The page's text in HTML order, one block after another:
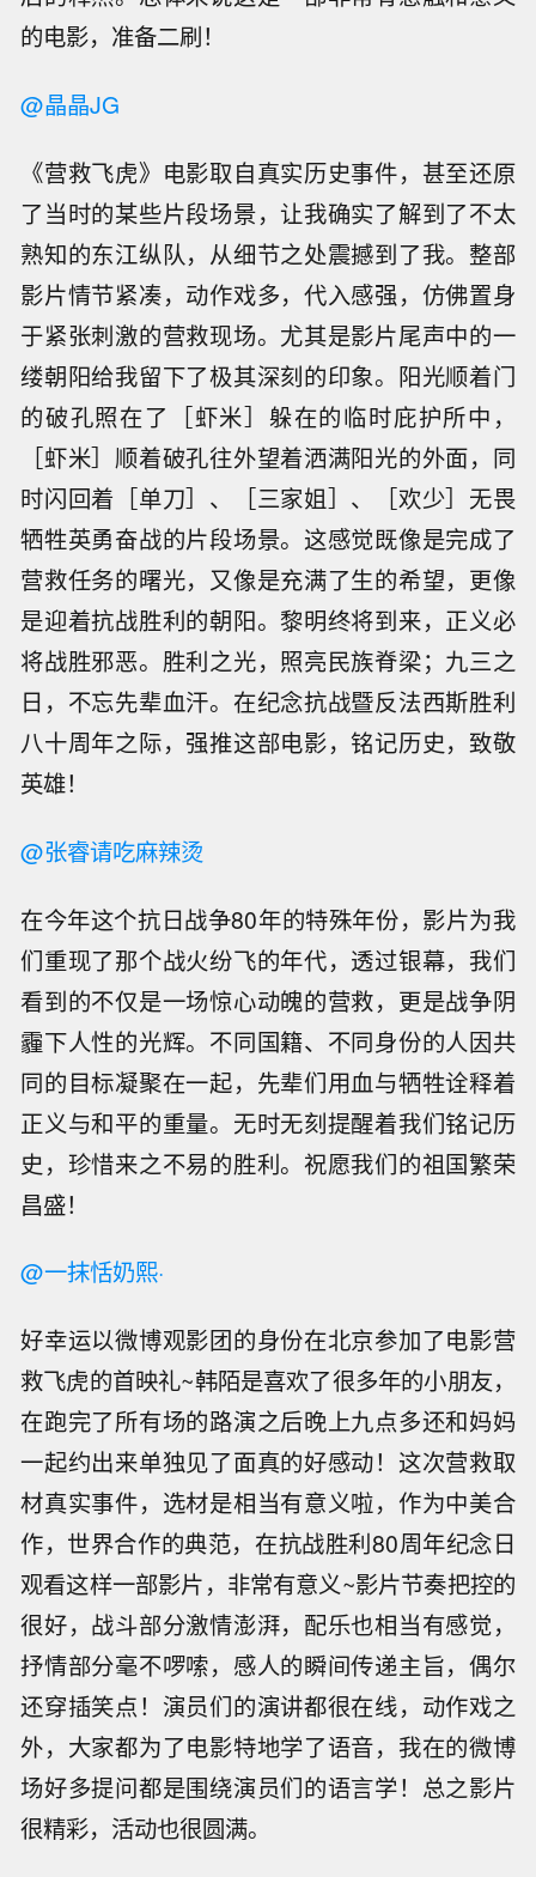
的电影，准备二刷！
@晶晶JG
《营救飞虎》电影取自真实历史事件，甚至还原
了当时的某些片段场景，让我确实了解到了不太
熟知的东江纵队，从细节之处震撼到了我。整部
影片情节紧凑，动作戏多，代入感强，仿佛置身
于紧张刺激的营救现场。尤其是影片尾声中的一
缕朝阳给我留下了极其深刻的印象。阳光顺着门
的破孔照在了［虾米］躲在的临时庇护所中，
［虾米］顺着破孔往外望着洒满阳光的外面，同
时闪回着［单刀］、［三家姐］、［欢少］无畏
牺牲英勇奋战的片段场景。这感觉既像是完成了
营救任务的曙光，又像是充满了生的希望，更像
是迎着抗战胜利的朝阳。黎明终将到来，正义必
将战胜邪恶。胜利之光，照亮民族脊梁；九三之
日，不忘先辈血汗。在纪念抗战暨反法西斯胜利
八十周年之际，强推这部电影，铭记历史，致敬
英雄！
@张睿请吃麻辣烫
在今年这个抗日战争80年的特殊年份，影片为我
们重现了那个战火纷飞的年代，透过银幕，我们
看到的不仅是一场惊心动魄的营救，更是战争阴
霾下人性的光辉。不同国籍、不同身份的人因共
同的目标凝聚在一起，先辈们用血与牺牲诠释着
正义与和平的重量。无时无刻提醒着我们铭记历
史，珍惜来之不易的胜利。祝愿我们的祖国繁荣
昌盛！
@一抹恬奶熙·
好幸运以微博观影团的身份在北京参加了电影营
救飞虎的首映礼~韩陌是喜欢了很多年的小朋友，
在跑完了所有场的路演之后晚上九点多还和妈妈
一起约出来单独见了面真的好感动！这次营救取
材真实事件，选材是相当有意义啦，作为中美合
作，世界合作的典范，在抗战胜利80周年纪念日
观看这样一部影片，非常有意义~影片节奏把控的
很好，战斗部分激情澎湃，配乐也相当有感觉，
抒情部分毫不啰嗦，感人的瞬间传递主旨，偶尔
还穿插笑点！演员们的演讲都很在线，动作戏之
外，大家都为了电影特地学了语音，我在的微博
场好多提问都是围绕演员们的语言学！总之影片
很精彩，活动也很圆满。